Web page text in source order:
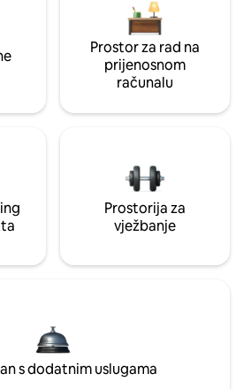
Prostor za rad na
prijenosnom
računalu
Prostorija za
vježbanje
s dodatnim uslugama